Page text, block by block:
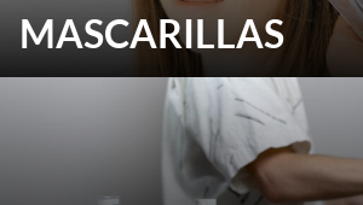
MASCARILLAS